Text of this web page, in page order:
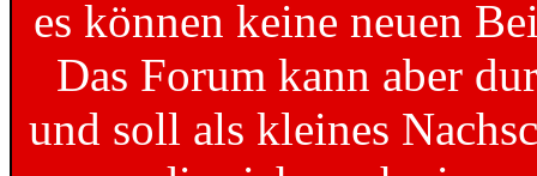
es können keine neuen
Das Forum kann aber
und soll als kleines